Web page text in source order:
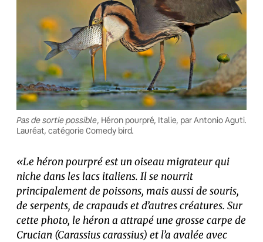
Pas de sortie possible, Héron pourpré, Italie, par Antonio Aguti.
Lauréat, catégorie Comedy bird.
«Le héron pourpré est un oiseau migrateur qui
niche dans les lacs italiens. Il se nourrit
principalement de poissons, mais aussi de souris,
de serpents, de crapauds et d’autres créatures. Sur
cette photo, le héron a attrapé une grosse carpe de
Crucian (Carassius carassius) et l’a avalée avec